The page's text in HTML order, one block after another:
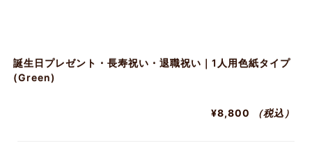
誕生日プレゼント・長寿祝い・退職祝い｜1人用色紙タイプ
(Green)
¥8,800 （税込）